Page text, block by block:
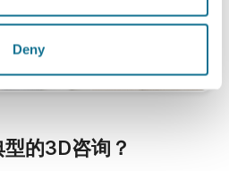
Deny
的3D咨询？